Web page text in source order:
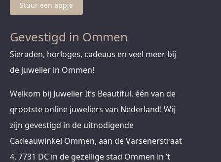
Stuur een appje
Gevestigd in Ommen
Sieraden, horloges, cadeaus en veel meer bij
de juwelier in Ommen!
Welkom bij Juwelier It’s Beautiful, één van de
grootste online juweliers van Nederland! Wij
zijn gevestigd in de uitnodigende
Cadeauwinkel Ommen, aan de Varsenerstraat
4, 7731 DC in de gezellige stad Ommen in ’t